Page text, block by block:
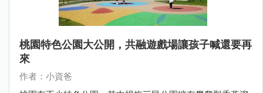
桃園特色公園大公開，共融遊戲場讓孩子喊還要再
來
作者：小資爸